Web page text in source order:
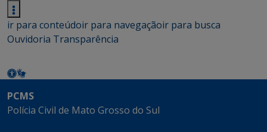
ir para conteúdoir para navegaçãoir para busca
Ouvidoria Transparência
PCMS
Polícia Civil de Mato Grosso do Sul